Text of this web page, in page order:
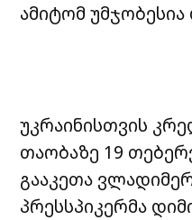
ამიტომ
უკრაინისთვის
თაობაზე 19
გააკეთა
პრესსპიკერმა